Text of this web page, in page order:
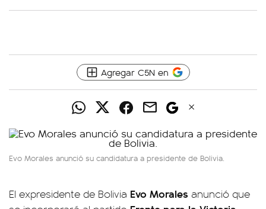
Agregar C5N en
Evo Morales anunció su candidatura a presidente de Bolivia.
El expresidente de Bolivia Evo Morales anunció que